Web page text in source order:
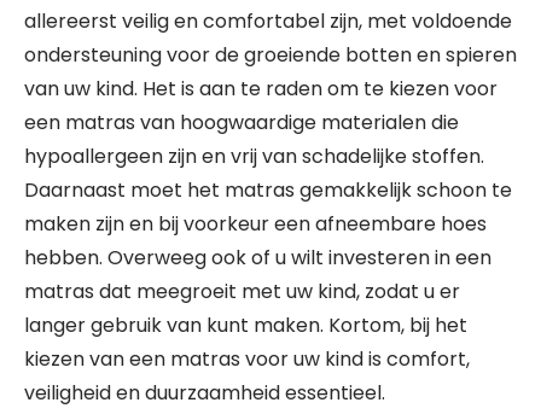
allereerst veilig en comfortabel zijn, met voldoende
ondersteuning voor de groeiende botten en spieren
van uw kind. Het is aan te raden om te kiezen voor
een matras van hoogwaardige materialen die
hypoallergeen zijn en vrij van schadelijke stoffen.
Daarnaast moet het matras gemakkelijk schoon te
maken zijn en bij voorkeur een afneembare hoes
hebben. Overweeg ook of u wilt investeren in een
matras dat meegroeit met uw kind, zodat u er
langer gebruik van kunt maken. Kortom, bij het
kiezen van een matras voor uw kind is comfort,
veiligheid en duurzaamheid essentieel.